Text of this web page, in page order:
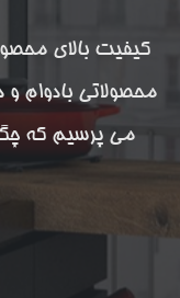
محصولاتی بادوام
می پرسیم که